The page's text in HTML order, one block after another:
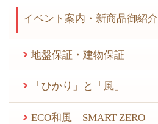
イベント案内・新商品御紹介
地盤保証・建物保証
「ひかり」と「風」
ECO和風 SMART ZERO